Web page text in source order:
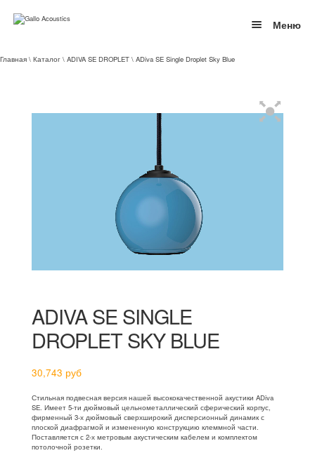
Меню
ПРОДУКЦИЯ
КОНТАКТЫ
Главная \ Каталог \ ADIVA SE DROPLET \ ADiva SE Single Droplet Sky Blue
ADIVA SE SINGLE
DROPLET SKY BLUE
30,743 руб
Стильная подвесная версия нашей высококачественной акустики ADiva
SE. Имеет 5-ти дюймовый цельнометаллический сферический корпус,
фирменный 3-х дюймовый сверхширокий дисперсионный динамик с
плоской диафрагмой и измененную конструкцию клеммной части.
Поставляется с 2-х метровым акустическим кабелем и комплектом
потолочной розетки.